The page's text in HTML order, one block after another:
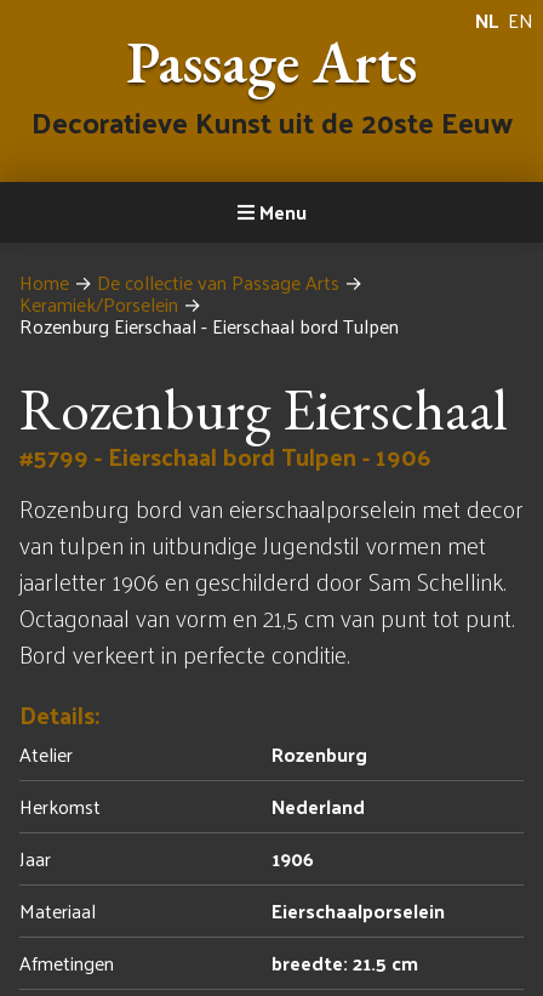
NL EN
Passage Arts
Decoratieve Kunst uit de 20ste Eeuw
Menu
Home → De collectie van Passage Arts →
Keramiek/Porselein →
Rozenburg Eierschaal - Eierschaal bord Tulpen
Rozenburg Eierschaal
#5799 - Eierschaal bord Tulpen - 1906
Rozenburg bord van eierschaalporselein met decor
van tulpen in uitbundige Jugendstil vormen met
jaarletter 1906 en geschilderd door Sam Schellink.
Octagonaal van vorm en 21,5 cm van punt tot punt.
Bord verkeert in perfecte conditie.
Details:
Atelier
Rozenburg
Herkomst
Nederland
Jaar
1906
Materiaal
Eierschaalporselein
Afmetingen
breedte: 21.5 cm